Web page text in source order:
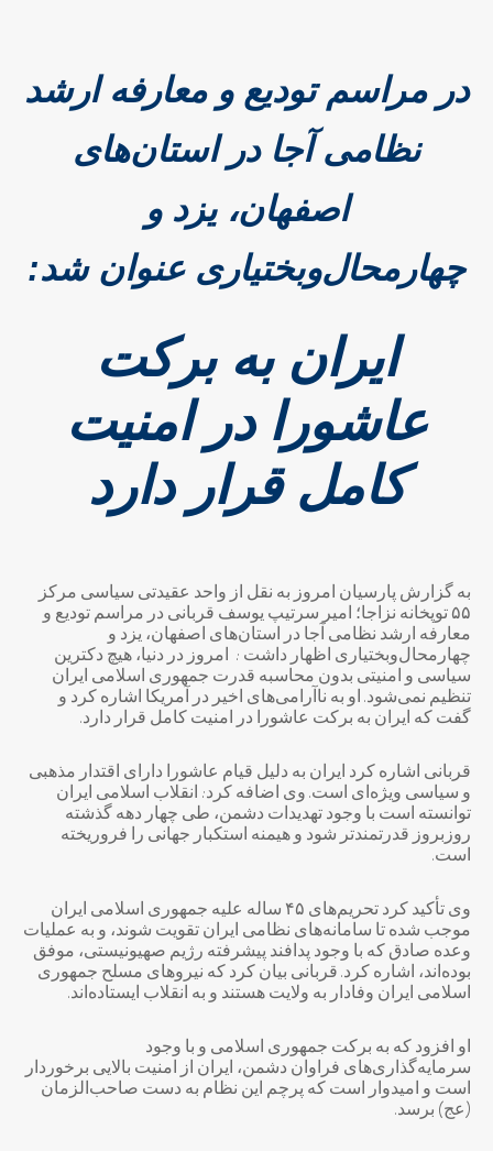
در مراسم تودیع و معارفه ارشد
نظامی آجا در استان‌های
اصفهان، یزد و
چهارمحال‌وبختیاری عنوان شد:
ایران به برکت
عاشورا در امنیت
کامل قرار دارد
به گزارش پارسیان امروز به نقل از واحد عقیدتی سیاسی مرکز
۵۵ توپخانه نزاجا؛ امیر سرتیپ یوسف قربانی در مراسم تودیع و
معارفه ارشد نظامی آجا در استان‌های اصفهان، یزد و
چهارمحال‌وبختیاری اظهار داشت : امروز در دنیا، هیچ دکترین
سیاسی و امنیتی بدون محاسبه قدرت جمهوری اسلامی ایران
تنظیم نمی‌شود. او به ناآرامی‌های اخیر در آمریکا اشاره کرد و
گفت که ایران به برکت عاشورا در امنیت کامل قرار دارد.
قربانی اشاره کرد ایران به دلیل قیام عاشورا دارای اقتدار مذهبی
و سیاسی ویژه‌ای است. وی اضافه کرد: انقلاب اسلامی ایران
توانسته است با وجود تهدیدات دشمن، طی چهار دهه گذشته
روزبروز قدرتمندتر شود و هیمنه استکبار جهانی را فروریخته
است.
وی تأکید کرد تحریم‌های ۴۵ ساله علیه جمهوری اسلامی ایران
موجب شده تا سامانه‌های نظامی ایران تقویت شوند، و به عملیات
وعده صادق که با وجود پدافند پیشرفته رژیم صهیونیستی، موفق
بوده‌اند، اشاره کرد. قربانی بیان کرد که نیروهای مسلح جمهوری
اسلامی ایران وفادار به ولایت هستند و به انقلاب ایستاده‌اند.
او افزود که به برکت جمهوری اسلامی و با وجود
سرمایه‌گذاری‌های فراوان دشمن، ایران از امنیت بالایی برخوردار
است و امیدوار است که پرچم این نظام به دست صاحب‌الزمان
(عج) برسد.